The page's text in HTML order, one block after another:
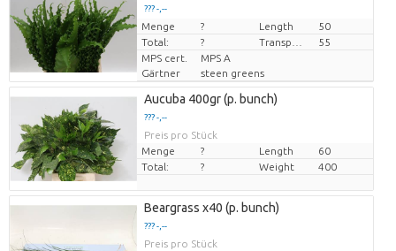
??? -,--
Preis pro Stück
Menge ? Length
50
Total:
?
55
MPS cert.
MPS A
Gärtner
steen greens
Aucuba 400gr (p. bunch)
??? -,--
Preis pro Stück
Menge
? Length
60
Total:
? Weight 400
Beargrass x40 (p. bunch)
??? -,--
Preis pro Stück